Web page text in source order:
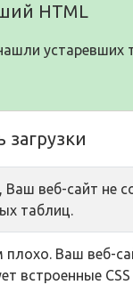
HTML
устаревших
загрузки
Ваш веб-сайт не
таблиц.
Ваш веб-
встроенные